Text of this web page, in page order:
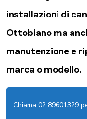
installazioni di
Ottobiano ma
manutenzione e
marca o modello.
Chiama 02 89601329